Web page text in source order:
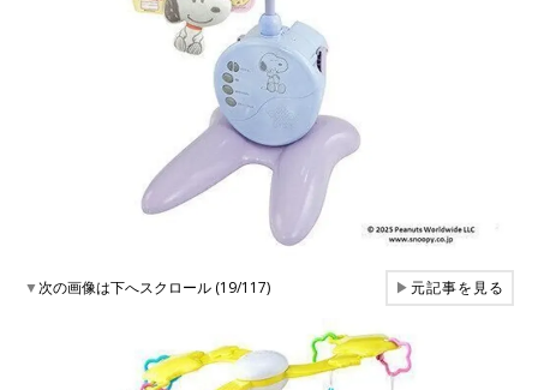
▼次の画像は下へスクロール (19/117) ▶元記事を見る